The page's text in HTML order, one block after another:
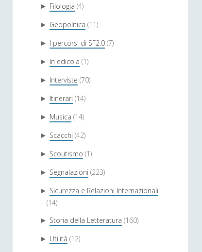
► Filologia (4)
► Geopolitica (11)
► I percorsi di SF2.0 (7)
► In edicola (1)
► Interviste (70)
► Itinerari (14)
► Musica (14)
► Scacchi (42)
► Scoutismo (1)
► Segnalazioni (223)
► Sicurezza e Relazioni Internazionali
(14)
► Storia della Letteratura (160)
► Utilità (12)